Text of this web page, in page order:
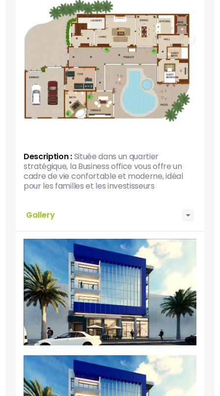
Description :Située dans un quartier
stratégique, la Business office vous offre un
cadre de vie confortable et moderne, idéal
pour les familles et les investisseurs
Gallery